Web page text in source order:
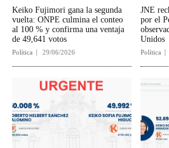
Keiko Fujimori gana la segunda
vuelta: ONPE culmina el conteo
al 100 % y confirma una ventaja
de 49,641 votos
Política 29/06/2026
JNE
por el
Unidos
Política